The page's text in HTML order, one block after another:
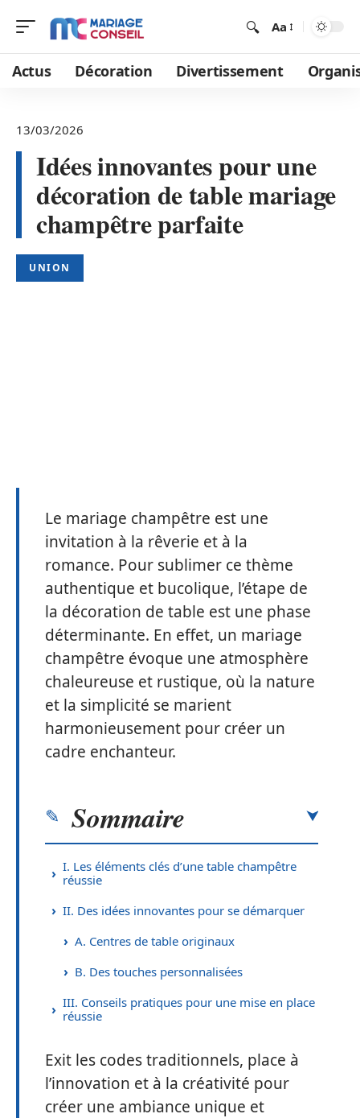
Aa
Actus Décoration Divertissement
13/03/2026
Idées innovantes pour une
décoration de table mariage
champêtre parfaite
UNION
Le mariage champêtre est une
invitation à la rêverie et à la
romance. Pour sublimer ce thème
authentique et bucolique, l’étape de
la décoration de table est une phase
déterminante. En effet, un mariage
champêtre évoque une atmosphère
chaleureuse et rustique, où la nature
et la simplicité se marient
harmonieusement pour créer un
cadre enchanteur.
Sommaire
I. Les éléments clés d’une table champêtre
réussie
II. Des idées innovantes pour se démarquer
A. Centres de table originaux
B. Des touches personnalisées
III. Conseils pratiques pour une mise en place
réussie
Exit les codes traditionnels, place à
l’innovation et à la créativité pour
créer une ambiance unique et